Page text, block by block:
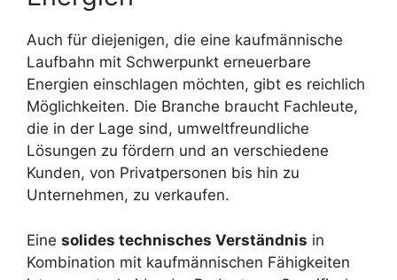
Auch für diejenigen, die eine kaufmännische
Laufbahn mit Schwerpunkt erneuerbare
Energien einschlagen möchten, gibt es reichlich
Möglichkeiten. Die Branche braucht Fachleute,
die in der Lage sind, umweltfreundliche
Lösungen zu fördern und an verschiedene
Kunden, von Privatpersonen bis hin zu
Unternehmen, zu verkaufen.
Eine solides technisches Verständnis in
Kombination mit kaufmännischen Fähigkeiten